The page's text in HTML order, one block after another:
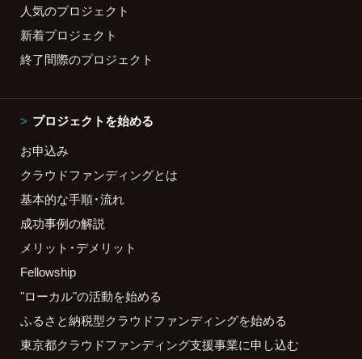
人気のプロジェクト
新着プロジェクト
終了間際のプロジェクト
プロジェクトを始める
お申込み
クラウドファンディングとは
基本的な手順・流れ
成功事例の解説
メリット・デメリット
Fellowship
"ローカル"の活動を始める
ふるさと納税型クラウドファンディングを始める
東京都クラウドファンディング支援事業に申し込む